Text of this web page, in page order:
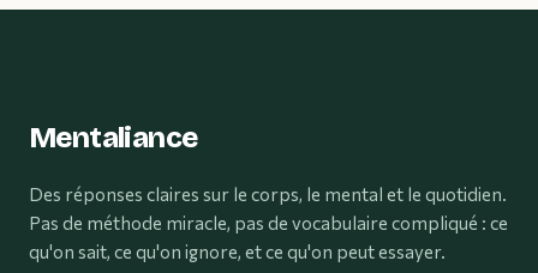
et aligné
l’accomplir
Mentaliance
Des réponses claires sur le corps, le mental et le quotidien.
Pas de méthode miracle, pas de vocabulaire compliqué : ce
qu'on sait, ce qu'on ignore, et ce qu'on peut essayer.